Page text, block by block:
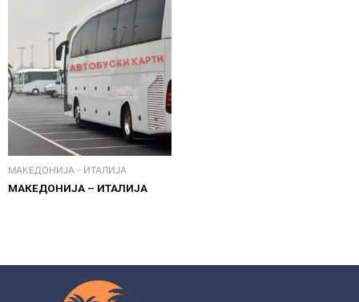
МАКЕДОНИЈА - ИТАЛИЈА
МАКЕДОНИЈА – ИТАЛИЈА